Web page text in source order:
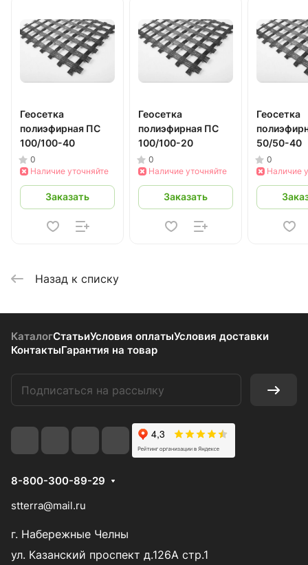
Геосетка
полиэфирная ПС
100/100-40
0
Наличие уточняйте
Заказать
Геосетка
полиэфирная ПС
100/100-20
0
Наличие уточняйте
Заказать
Геосетка
50/50-40
0
Наличие
Назад к списку
КаталогСтатьиУсловия оплатыУсловия доставки
КонтактыГарантия на товар
8-800-300-89-29
stterra@mail.ru
г. Набережные Челны
ул. Казанский проспект д.126А стр.1